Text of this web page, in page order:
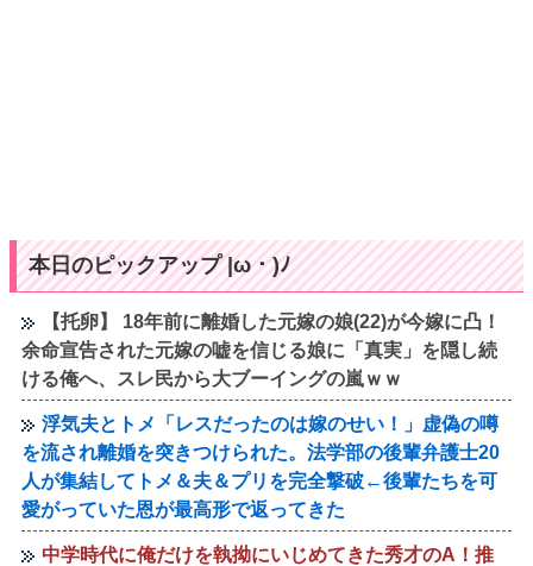
本日のピックアップ |ω・)ﾉ
【托卵】 18年前に離婚した元嫁の娘(22)が今嫁に凸！
余命宣告された元嫁の嘘を信じる娘に「真実」を隠し続
ける俺へ、スレ民から大ブーイングの嵐ｗｗ
浮気夫とトメ「レスだったのは嫁のせい！」虚偽の噂
を流され離婚を突きつけられた。法学部の後輩弁護士20
人が集結してトメ＆夫＆プリを完全撃破←後輩たちを可
愛がっていた恩が最高形で返ってきた
中学時代に俺だけを執拗にいじめてきた秀才のA！推